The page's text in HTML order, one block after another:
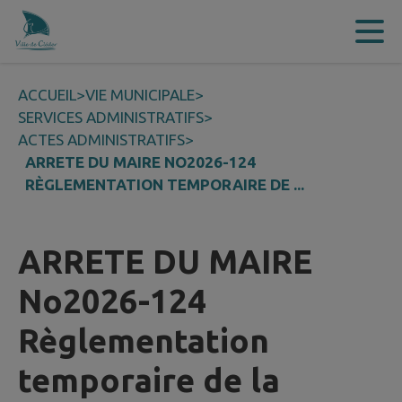
Contenu
ACCUEIL>VIE MUNICIPALE>
SERVICES ADMINISTRATIFS>
ACTES ADMINISTRATIFS>
ARRETE DU MAIRE NO2026-124
RÈGLEMENTATION TEMPORAIRE DE ...
ARRETE DU MAIRE
No2026-124
Règlementation
temporaire de la